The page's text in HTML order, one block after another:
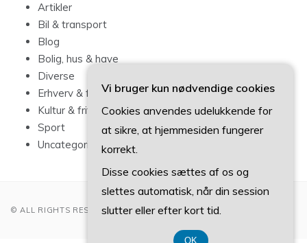
Artikler
Bil & transport
Blog
Bolig, hus & have
Diverse
Erhverv & forbrug
Kultur & fritid
Sport
Uncategorized
© ALL RIGHTS RESERVED 2022
Vi bruger kun nødvendige cookies
Cookies anvendes udelukkende for
at sikre, at hjemmesiden fungerer
korrekt.
Disse cookies sættes af os og
slettes automatisk, når din session
slutter eller efter kort tid.
OK